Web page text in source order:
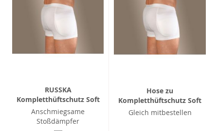
RUSSKA
Kompletthüftschutz Soft
Anschmiegsame
Stoßdämpfer
Hose zu
Kompletthüftschutz Soft
Gleich mitbestellen